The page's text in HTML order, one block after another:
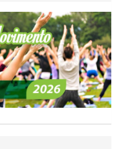
anche in estate